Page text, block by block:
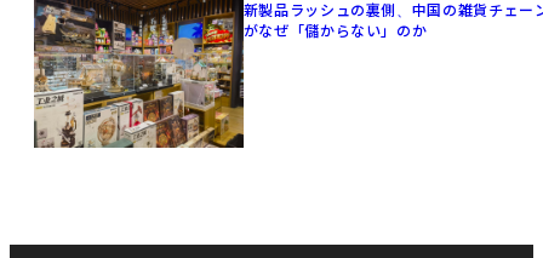
新製品ラッシュの裏側、中国の雑貨チェー
がなぜ「儲からない」のか